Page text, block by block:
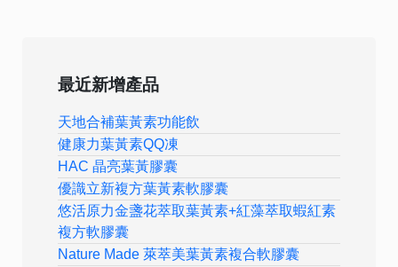
最近新增產品
天地合補葉黃素功能飲
健康力葉黃素QQ凍
HAC 晶亮葉黃膠囊
優識立新複方葉黃素軟膠囊
悠活原力金盞花萃取葉黃素+紅藻萃取蝦紅素
複方軟膠囊
Nature Made 萊萃美葉黃素複合軟膠囊